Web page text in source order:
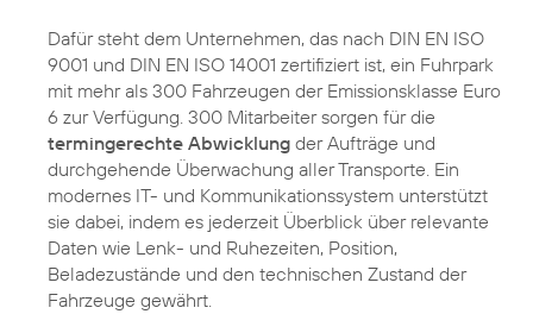
Dafür steht dem Unternehmen, das nach DIN EN ISO
9001 und DIN EN ISO 14001 zertifiziert ist, ein Fuhrpark
mit mehr als 300 Fahrzeugen der Emissionsklasse Euro
6 zur Verfügung. 300 Mitarbeiter sorgen für die
termingerechte Abwicklung der Aufträge und
durchgehende Überwachung aller Transporte. Ein
modernes IT- und Kommunikationssystem unterstützt
sie dabei, indem es jederzeit Überblick über relevante
Daten wie Lenk- und Ruhezeiten, Position,
Beladezustände und den technischen Zustand der
Fahrzeuge gewährt.